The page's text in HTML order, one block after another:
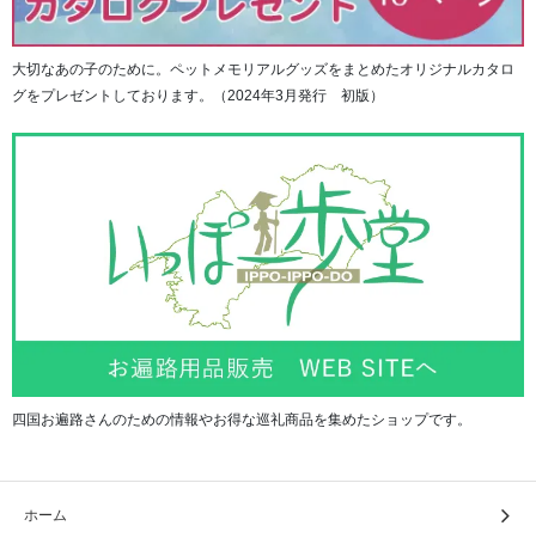
大切なあの子のために。ペットメモリアルグッズをまとめたオリジナルカタロ
グをプレゼントしております。（2024年3月発行 初版）
四国お遍路さんのための情報やお得な巡礼商品を集めたショップです。
ホーム